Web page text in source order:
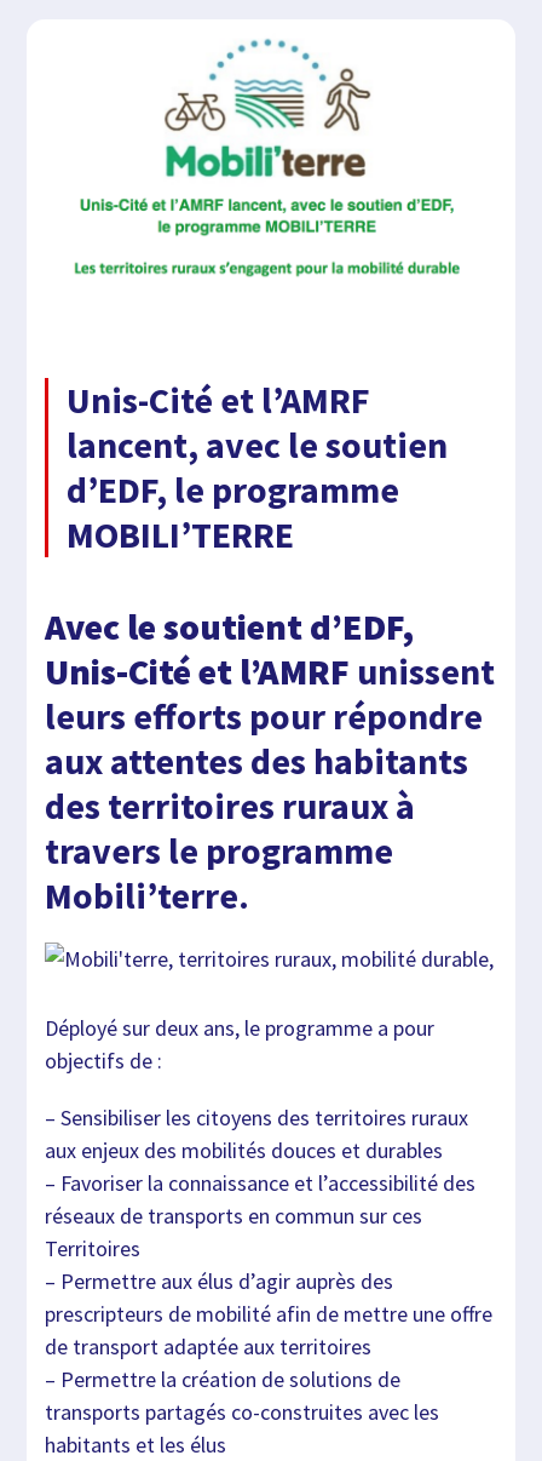
Unis-Cité et l’AMRF
lancent, avec le soutien
d’EDF, le programme
MOBILI’TERRE
Avec le soutient d’EDF,
Unis-Cité et l’AMRF unissent
leurs efforts pour répondre
aux attentes des habitants
des territoires ruraux à
travers le programme
Mobili’terre.
Déployé sur deux ans, le programme a pour
objectifs de :
– Sensibiliser les citoyens des territoires ruraux
aux enjeux des mobilités douces et durables
– Favoriser la connaissance et l’accessibilité des
réseaux de transports en commun sur ces
Territoires
– Permettre aux élus d’agir auprès des
prescripteurs de mobilité afin de mettre une offre
de transport adaptée aux territoires
– Permettre la création de solutions de
transports partagés co-construites avec les
habitants et les élus